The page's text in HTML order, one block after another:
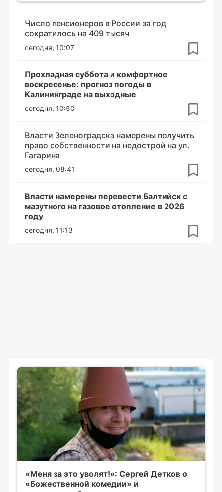
Число пенсионеров в России за год
сократилось на 409 тысяч
сегодня, 10:07
Прохладная суббота и комфортное
воскресенье: прогноз погоды в
Калининграде на выходные
сегодня, 10:50
Власти Зеленоградска намерены получить
право собственности на недострой на ул.
Гагарина
сегодня, 08:41
Власти намерены перевести Балтийск с
мазутного на газовое отопление в 2026
году
сегодня, 11:13
«Меня за это уволят!»: Сергей Детков о
«Божественной комедии» и